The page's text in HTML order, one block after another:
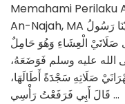
Memahami Perilaku
An-Najah, MA عَنْ شداد رضي الله عنه قَالَ: خَرَجَ عَلَيْنَا رَسُولُ
صَلَاتَيْ الْعِشَاءِ وَهُوَ حَامِلٌ
الله عليه وسلم فَوَضَعَهُ،
صَلَاتِهِ سَجْدَةً أَطَالَهَا،
قَالَ أَبِي فَرَفَعْتُ رَأْسِي …